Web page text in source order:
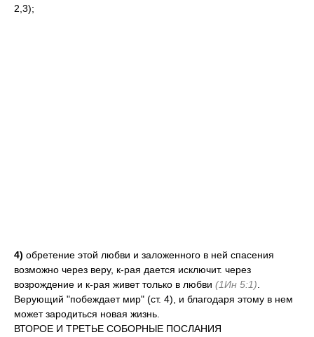
2,3);
4) обретение этой любви и заложенного в ней спасения
возможно через веру, к-рая дается исключит. через
возрождение и к-рая живет только в любви (1Ин 5:1)
Верующий "побеждает мир" (ст. 4), и благодаря этому в нем
может зародиться новая жизнь.
ВТОРОЕ И ТРЕТЬЕ СОБОРНЫЕ ПОСЛАНИЯ